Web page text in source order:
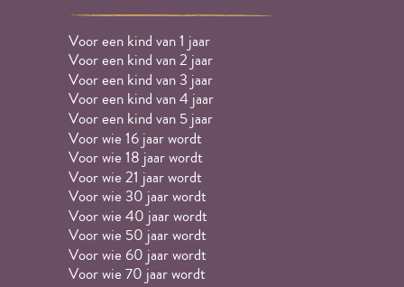
Voor een kind van 1 jaar
Voor een kind van 2 jaar
Voor een kind van 3 jaar
Voor een kind van 4 jaar
Voor een kind van 5 jaar
Voor wie 16 jaar wordt
Voor wie 18 jaar wordt
Voor wie 21 jaar wordt
Voor wie 30 jaar wordt
Voor wie 40 jaar wordt
Voor wie 50 jaar wordt
Voor wie 60 jaar wordt
Voor wie 70 jaar wordt